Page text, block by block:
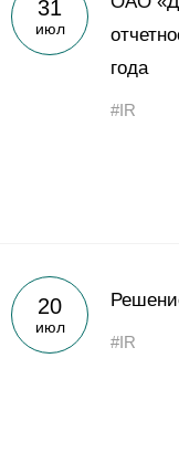
Пресс-
Карьера
31
июл
года
#IR
20
июл
#IR